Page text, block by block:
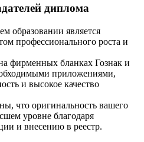
диплома
образовании является
профессионального роста и
фирменных бланках Гознак и
приложениями,
и высокое качество
что оригинальность вашего
уровне благодаря
и внесению в реестр.